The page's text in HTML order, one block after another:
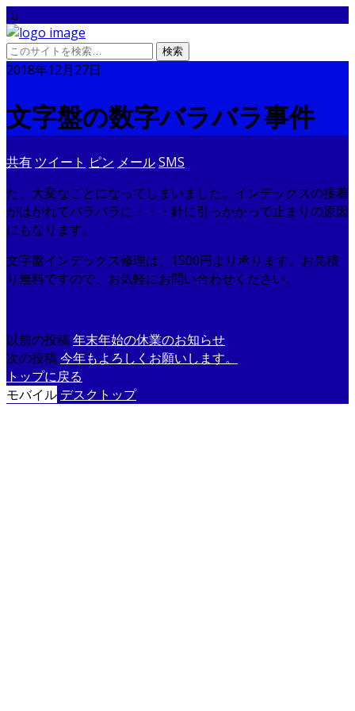
2018年12月27日
文字盤の数字バラバラ事件
共有 ツイート ピン メールSMS
た、大変なことになってしまいました。インデックスの接着
がはがれてバラバラに・・・針に引っかかって止まりの原因
にもなります。
文字盤インデックス修理は、1500円より承ります。お見積
り無料ですので、お気軽にお問い合わせください。
以前の投稿年末年始の休業のお知らせ
次の投稿今年もよろしくお願いします。
トップに戻る
モバイル デスクトップ